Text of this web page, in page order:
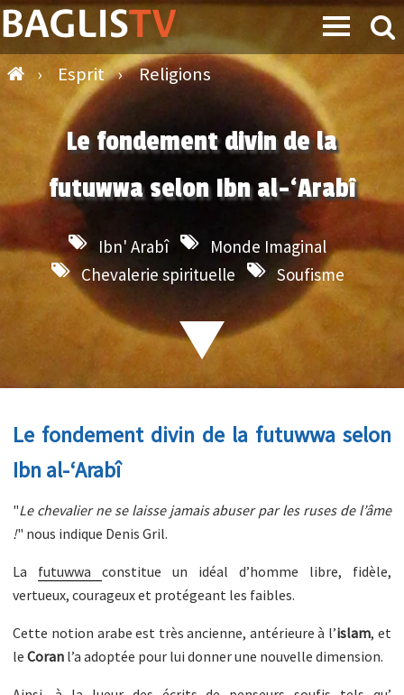
› Esprit › Religions
Le fondement divin de la
futuwwa selon Ibn al-‘Arabî
Ibn' Arabî
Monde Imaginal
Chevalerie spirituelle
Soufisme
Le fondement divin de la futuwwa selon
Ibn al-‘Arabî
"Le chevalier ne se laisse jamais abuser par les ruses de l’âme
!" nous indique Denis Gril.
La futuwwaconstitue un idéal d’homme libre, fidèle,
vertueux, courageux et protégeant les faibles.
Cette notion arabe est très ancienne, antérieure à l’islam, et
leCoran l’a adoptée pour lui donner une nouvelle dimension.